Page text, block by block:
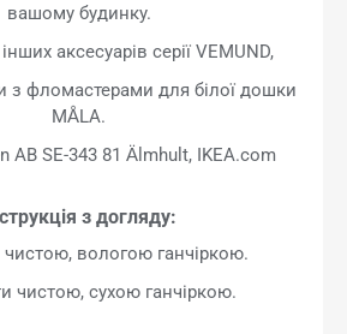
вашому будинку.
аксесуарів серії VEMUND,
фломастерами для білої дошки
MÅLA.
AB SE-343 81 Älmhult, IKEA.com
з догляду:
чистою, вологою ганчіркою.
чистою, сухою ганчіркою.